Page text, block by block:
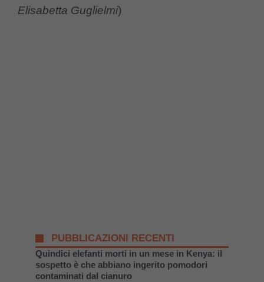
Elisabetta Guglielmi)
PUBBLICAZIONI RECENTI
Quindici elefanti morti in un mese in Kenya: il
sospetto è che abbiano ingerito pomodori
contaminati dal cianuro